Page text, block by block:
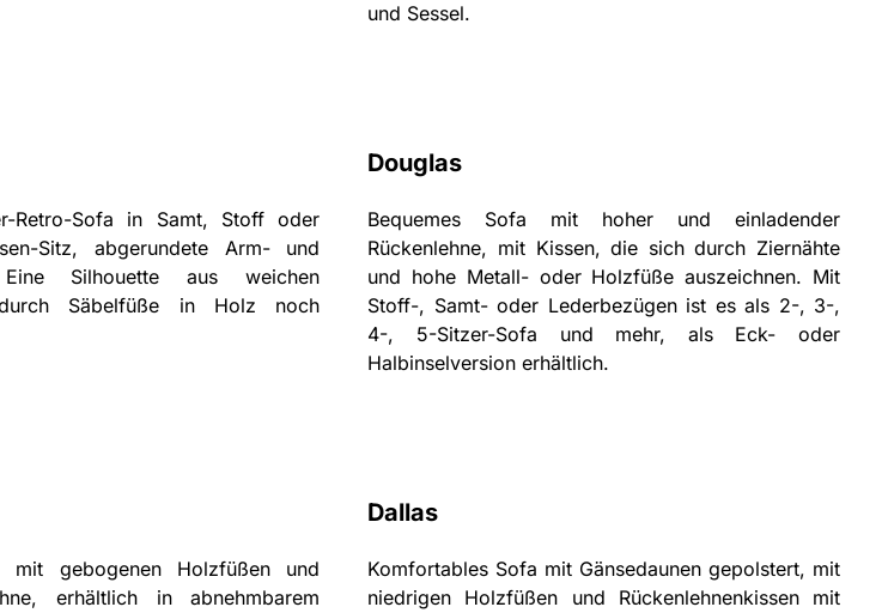
und Sessel.
Retro-Sofa in Samt, Stoff oder
Sitz, abgerundete Arm- und
Eine Silhouette aus weichen
Säbelfüße in Holz noch
Douglas
Bequemes Sofa mit hoher und einladender
Rückenlehne, mit Kissen, die sich durch Ziernähte
und hohe Metall- oder Holzfüße auszeichnen. Mit
Stoff-, Samt- oder Lederbezügen ist es als 2-, 3-,
4-, 5-Sitzer-Sofa und mehr, als Eck- oder
Halbinselversion erhältlich.
mit gebogenen Holzfüßen und
erhältlich in abnehmbarem
Dallas
Komfortables Sofa mit Gänsedaunen gepolstert, mit
niedrigen Holzfüßen und Rückenlehnenkissen mit